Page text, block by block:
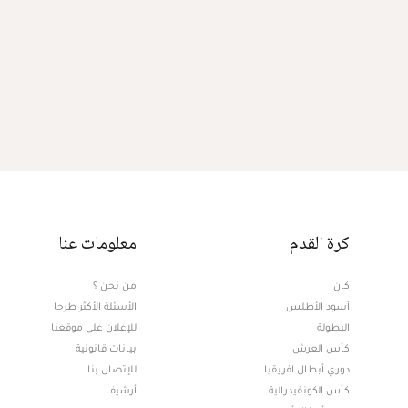
كرة القدم
كان
أسود الأطلس
البطولة
كأس العرش
دوري أبطال افريقيا
كأس الكونفيدرالية
معلومات عنا
من نحن ؟
الأسئلة الأكثر طرحا
للإعلان على موقعنا
بيانات قانونية
للإتصال بنا
أرشيف